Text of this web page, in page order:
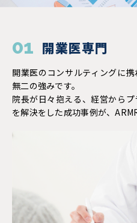
01 開業医専門
開業医のコンサルティングに
無二の強みです。
院長が日々抱える、経営から
を解決をした成功事例が、